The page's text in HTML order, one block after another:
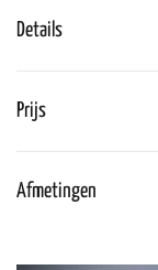
Details
Prijs
Afmetingen